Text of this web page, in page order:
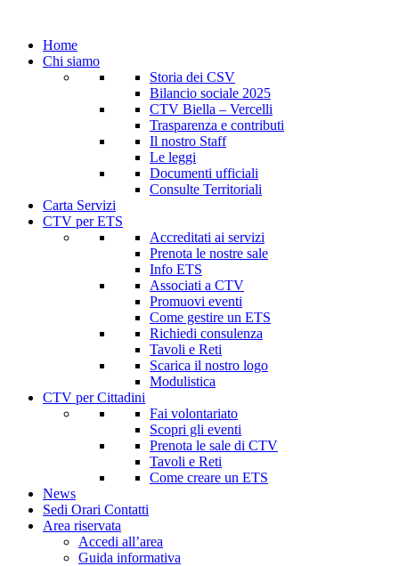
Home
Chi siamo
Storia dei CSV
Bilancio sociale 2025
CTV Biella – Vercelli
Trasparenza e contributi
Il nostro Staff
Le leggi
Documenti ufficiali
Consulte Territoriali
Carta Servizi
CTV per ETS
Accreditati ai servizi
Prenota le nostre sale
Info ETS
Associati a CTV
Promuovi eventi
Come gestire un ETS
Richiedi consulenza
Tavoli e Reti
Scarica il nostro logo
Modulistica
CTV per Cittadini
Fai volontariato
Scopri gli eventi
Prenota le sale di CTV
Tavoli e Reti
Come creare un ETS
News
Sedi Orari Contatti
Area riservata
Accedi all’area
Guida informativa